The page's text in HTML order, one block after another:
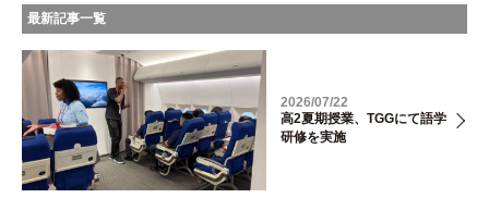
最新記事一覧
2026/07/22
高2夏期授業、TGGにて語学
研修を実施